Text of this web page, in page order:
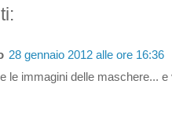
28 gennaio 2012 alle ore 16:36
le immagini delle maschere...